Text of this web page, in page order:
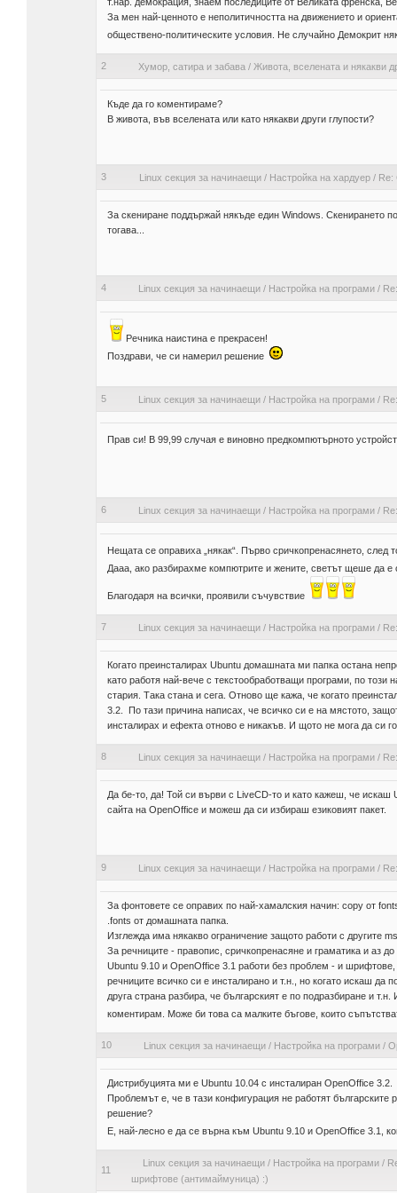
За мен най-ценното е неполитичността на движението и
обществено-политическите условия. Не случайно Демокрит
2 Хумор, сатира и забава / Живота, вселената и някакви
Къде да го коментираме?
В живота, във вселената или като някакви други глупости?
3 Linux секция за начинаещи/ Настройка на хардуер/ Re:
За скениране поддържай някъде един Windows. Скенирането
тогава...
4 Linux секция за начинаещи/ Настройка на програми/
Речника наистина е прекрасен!
Поздрави, че си намерил решение
5 Linux секция за начинаещи/ Настройка на програми/
Прав си! В 99,99 случая е виновно предкомпютърното
6 Linux секция за начинаещи/ Настройка на програми/
Нещата се оправиха „някак“. Първо сричкопренасянето, след
Дааа, ако разбирахме компютрите и жените, светът щеше да
Благодаря на всички, проявили съчувствие
7 Linux секция за начинаещи/ Настройка на програми/
Когато преинсталирах Ubuntu домашната ми папка остана
като работя най-вече с текстообработващи програми, по
стария. Така стана и сега. Отново ще кажа, че когато
3.2. По тази причина написах, че всичко си е на мястото,
инсталирах и ефекта отново е никакъв. И щото не мога да си
8 Linux секция за начинаещи/ Настройка на програми/
Да бе-то, да! Той си върви с LiveCD-то и като кажеш, че искаш
сайта на OpenOffice и можеш да си избираш езиковият пакет.
9 Linux секция за начинаещи/ Настройка на програми/
За фонтовете се оправих по най-хамалския начин: copy от
.fonts от домашната папка.
Изглежда има някакво ограничение защото работи с другите
За речниците - правопис, сричкопренасяне и граматика и аз
Ubuntu 9.10 и OpenOffice 3.1 работи без проблем - и
речниците всичко си е инсталирано и т.н., но когато искаш
друга страна разбира, че българският е по подразбиране и
коментирам. Може би това са малките бъгове, които
10 Linux секция за начинаещи/ Настройка на програми/
Дистрибуцията ми е Ubuntu 10.04 с инсталиран OpenOffice 3.2.
Проблемът е, че в тази конфигурация не работят
решение?
Е, най-лесно е да се върна към Ubuntu 9.10 и OpenOffice 3.1,
11
Linux секция за начинаещи/ Настройка на програми/
шрифтове (антимаймуница) :)